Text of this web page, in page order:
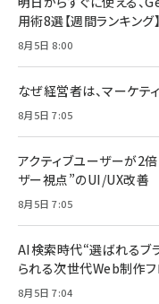
用術8選【週間ランキング】
8月5日 8:00
なぜ経営者は、マーケテ
8月5日 7:05
アクティブユーザーが2
ザー視点”のUI/UX改善
8月5日 7:05
AI検索時代“選ばれるブ
られる次世代Web制作
8月5日 7:04